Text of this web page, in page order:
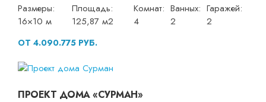
Размеры:
16×10 м
Площадь:
125,87 м2
Комнат:
4
Ванных:
2
Гаражей:
2
ОТ 4.090.775 РУБ.
ПРОЕКТ ДОМА «СУРМАН»